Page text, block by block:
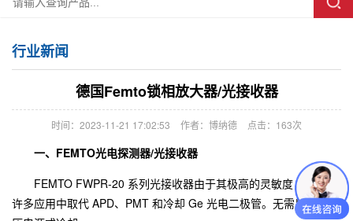
行业新闻
德国Femto锁相放大器/光接收器
时间：2023-11-21 17:02:53 作者：博纳德 点击： 163次
一、FEMTO光电探测器/光接收器
FEMTO FWPR-20 系列光接收器由于其极高的灵敏度，可以在
许多应用中取代 APD、PMT 和冷却 Ge 光电二极管。无需昂贵的高